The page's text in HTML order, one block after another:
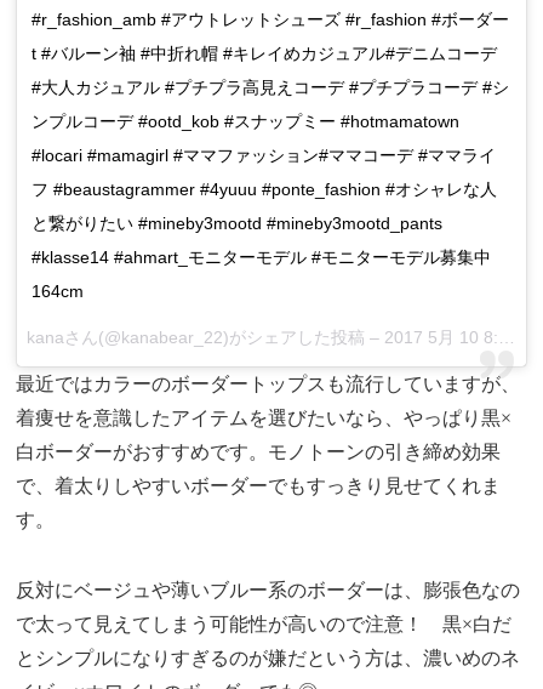
#r_fashion_amb #アウトレットシューズ #r_fashion #ボーダー
t #バルーン袖 #中折れ帽 #キレイめカジュアル#デニムコーデ
#大人カジュアル #プチプラ高見えコーデ #プチプラコーデ #シ
ンプルコーデ #ootd_kob #スナップミー #hotmamatown
#locari #mamagirl #ママファッション#ママコーデ #ママライ
フ #beaustagrammer #4yuuu #ponte_fashion #オシャレな人
と繋がりたい #mineby3mootd #mineby3mootd_pants
#klasse14 #ahmart_モニターモデル #モニターモデル募集中
164cm
kanaさん(@kanabear_22)がシェアした投稿 – 2017 5月 10 8:00午後 PDT
最近ではカラーのボーダートップスも流行していますが、
着痩せを意識したアイテムを選びたいなら、やっぱり黒×
白ボーダーがおすすめです。モノトーンの引き締め効果
で、着太りしやすいボーダーでもすっきり見せてくれま
す。
反対にベージュや薄いブルー系のボーダーは、膨張色なの
で太って見えてしまう可能性が高いので注意！ 黒×白だ
とシンプルになりすぎるのが嫌だという方は、濃いめのネ